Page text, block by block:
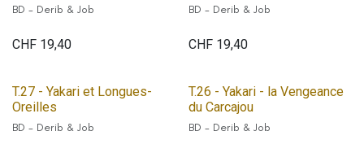
BD - Derib & Job
CHF 19,40
BD - Derib & Job
CHF 19,40
T.27 - Yakari et Longues-
Oreilles
BD - Derib & Job
T.26 - Yakari - la Vengeance
du Carcajou
BD - Derib & Job